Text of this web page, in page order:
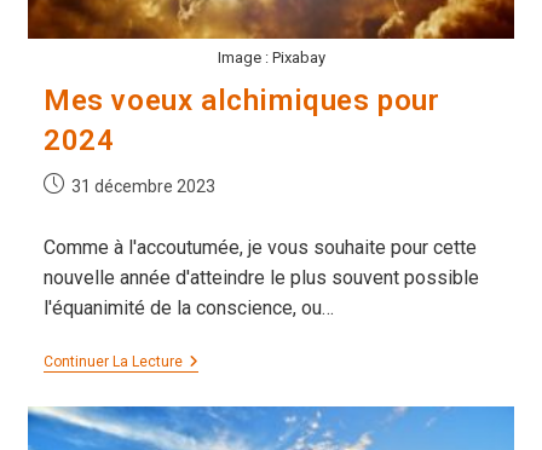
Image : Pixabay
Mes voeux alchimiques pour
2024
Publication
31 décembre 2023
Comme à l'accoutumée, je vous souhaite pour cette
nouvelle année d'atteindre le plus souvent possible
l'équanimité de la conscience, ou…
Continuer La LectureMes
Pour
2024